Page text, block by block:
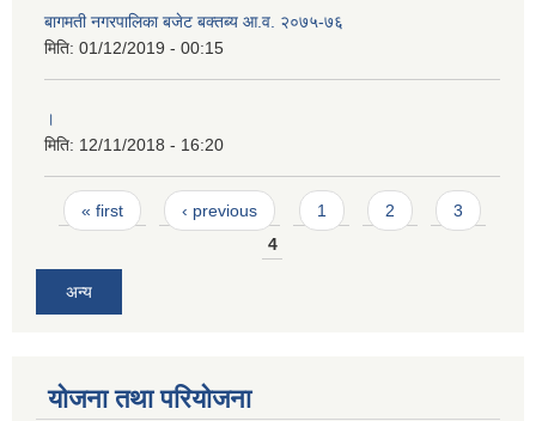
बागमती नगरपालिका बजेट बक्तब्य आ.व. २०७५-७६
मिति: 01/12/2019 - 00:15
।
मिति: 12/11/2018 - 16:20
Pages
« first ‹ previous 1 2
3
4
अन्य
योजना तथा परियोजना